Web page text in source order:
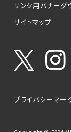
リンク用バナーダ
サイトマップ
プライバシーマー